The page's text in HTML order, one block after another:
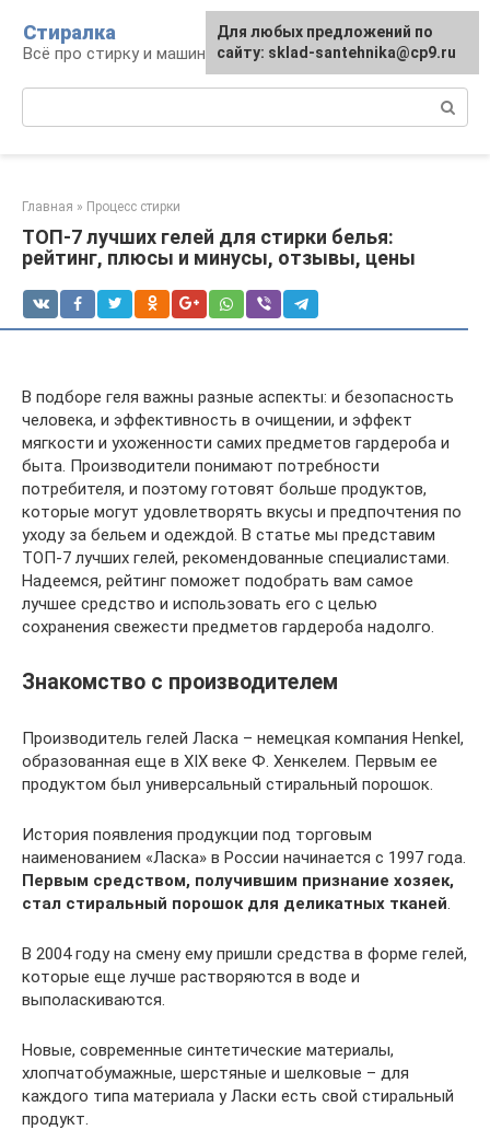
контенту
Стиралка
Всё про стирку и машинки
Главная » Процесс стирки
ТОП-7 лучших гелей для стирки белья:
рейтинг, плюсы и минусы, отзывы, цены
В подборе геля важны разные аспекты: и безопасность
человека, и эффективность в очищении, и эффект
мягкости и ухоженности самих предметов гардероба и
быта. Производители понимают потребности
потребителя, и поэтому готовят больше продуктов,
которые могут удовлетворять вкусы и предпочтения по
уходу за бельем и одеждой. В статье мы представим
ТОП-7 лучших гелей, рекомендованные специалистами.
Надеемся, рейтинг поможет подобрать вам самое
лучшее средство и использовать его с целью
сохранения свежести предметов гардероба надолго.
Знакомство с производителем
Производитель гелей Ласка – немецкая компания Henkel,
образованная еще в XIX веке Ф. Хенкелем. Первым ее
продуктом был универсальный стиральный порошок.
История появления продукции под торговым
наименованием «Ласка» в России начинается с 1997 года.
Первым средством, получившим признание хозяек,
стал стиральный порошок для деликатных тканей.
В 2004 году на смену ему пришли средства в форме гелей,
которые еще лучше растворяются в воде и
выполаскиваются.
Новые, современные синтетические материалы,
хлопчатобумажные, шерстяные и шелковые – для
каждого типа материала у Ласки есть свой стиральный
продукт.
Для любых предложений по
сайту: sklad-santehnika@cp9.ru